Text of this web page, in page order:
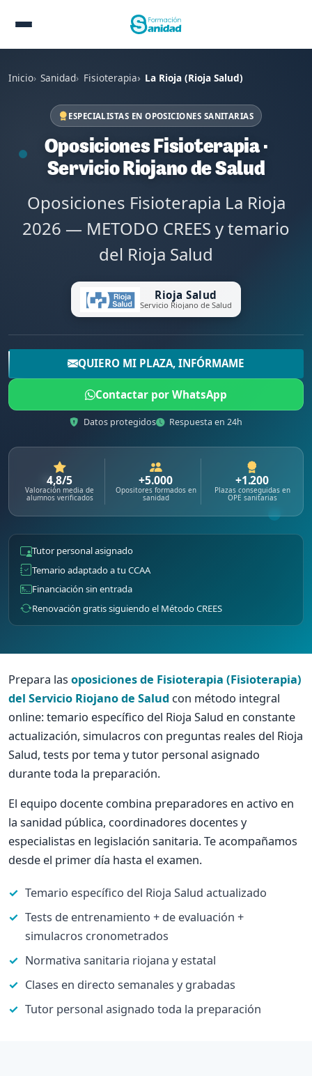
Inicio Sanidad Fisioterapia La Rioja (Rioja Salud)
ESPECIALISTAS EN OPOSICIONES SANITARIAS
Oposiciones Fisioterapia ·
Servicio Riojano de Salud
Oposiciones Fisioterapia La Rioja
2026 — METODO CREES y temario
del Rioja Salud
Rioja Salud
Servicio Riojano de Salud
QUIERO MI PLAZA, INFÓRMAME
Contactar por WhatsApp
Datos protegidos Respuesta en 24h
4,8/5
Valoración media de
alumnos verificados
+5.000
Opositores formados en
sanidad
+1.200
Plazas conseguidas en
OPE sanitarias
Tutor personal asignado
Temario adaptado a tu CCAA
Financiación sin entrada
Renovación gratis siguiendo el Método CREES
Prepara las oposiciones de Fisioterapia (Fisioterapia)
del Servicio Riojano de Salud con método integral
online: temario específico del Rioja Salud en constante
actualización, simulacros con preguntas reales del Rioja
Salud, tests por tema y tutor personal asignado
durante toda la preparación.
El equipo docente combina preparadores en activo en
la sanidad pública, coordinadores docentes y
especialistas en legislación sanitaria. Te acompañamos
desde el primer día hasta el examen.
Temario específico del Rioja Salud actualizado
Tests de entrenamiento + de evaluación +
simulacros cronometrados
Normativa sanitaria riojana y estatal
Clases en directo semanales y grabadas
Tutor personal asignado toda la preparación